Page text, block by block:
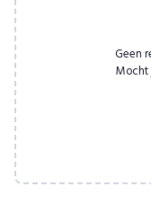
Geen
Mocht